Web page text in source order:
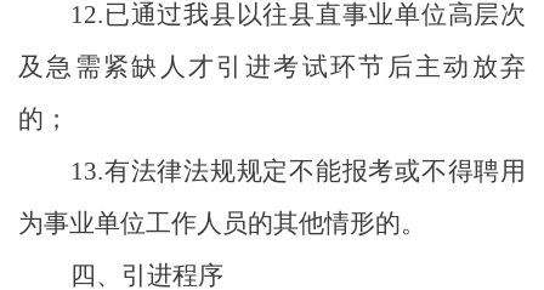
12.已通过我县以往县直事业单位高层次
及急需紧缺人才引进考试环节后主动放弃
的；
13.有法律法规规定不能报考或不得聘用
为事业单位工作人员的其他情形的。
四、引进程序